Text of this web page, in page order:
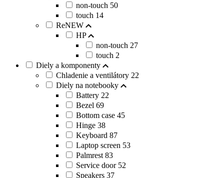
non-touch 50
touch 14
ReNEW
HP
non-touch 27
touch 2
Diely a komponenty
Chladenie a ventilátory 22
Diely na notebooky
Battery 22
Bezel 69
Bottom case 45
Hinge 38
Keyboard 87
Laptop screen 53
Palmrest 83
Service door 52
Speakers 37